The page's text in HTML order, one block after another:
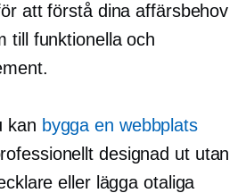
att förstå dina affärsbehov
till funktionella och
kan bygga en webbplats
designad ut utan
eller lägga otaliga